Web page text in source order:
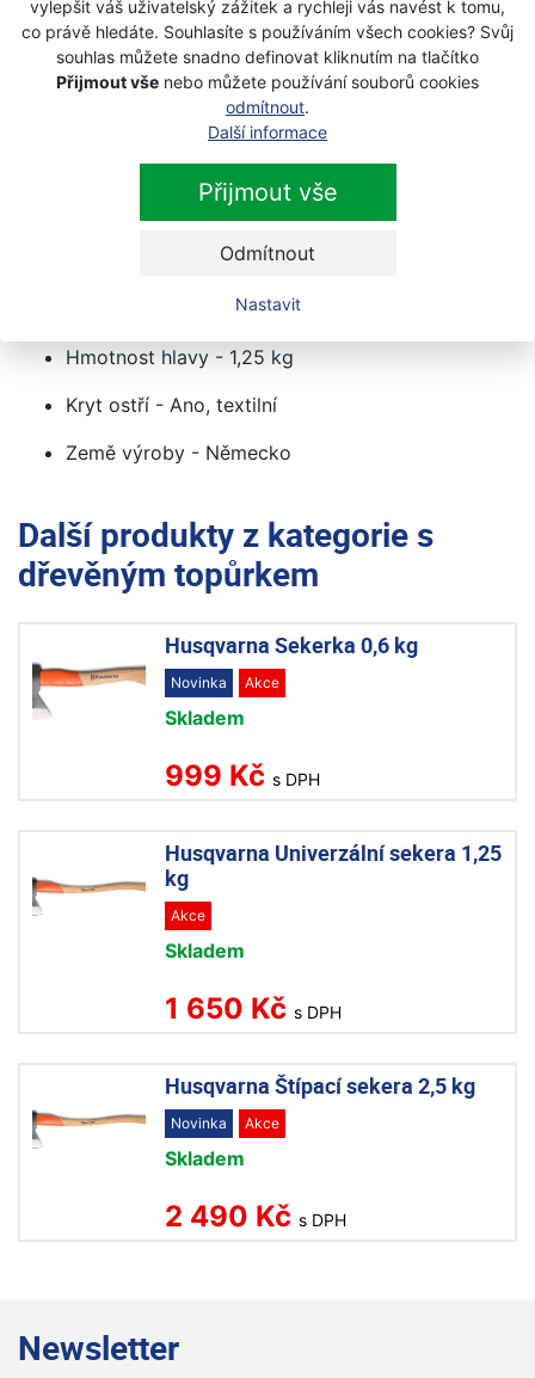
vylepšit váš uživatelský zážitek a rychleji vás navést k tomu,
co právě hledáte. Souhlasíte s používáním všech cookies? Svůj
souhlas můžete snadno definovat kliknutím na tlačítko
Přijmout vše nebo můžete používání souborů cookies
odmítnout.
Další informace
Přijmout vše
Odmítnout
Nastavit
navržena a vyrobena v Německu
Technické údaje :
Typ sekery - Štípací
Materiál hlavy - Kalená kovaná ocel
Délka sekery - 50 cm
Celková hmotnost - 1,85 kg
Hmotnost hlavy - 1,25 kg
Kryt ostří - Ano, textilní
Země výroby - Německo
Další produkty z kategories
dřevěným topůrkem
Husqvarna Sekerka 0,6 kg
Novinka Akce
Skladem
999 Kč s DPH
Husqvarna Univerzální sekera 1,25
kg
Akce
Skladem
1 650 Kč s DPH
Husqvarna Štípací sekera 2,5 kg
Novinka Akce
Skladem
2 490 Kč s DPH
Newsletter